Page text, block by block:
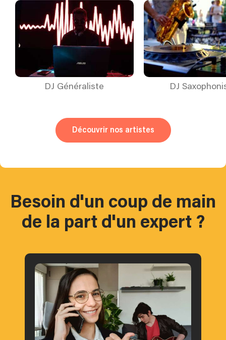
DJ Généraliste DJ
Découvrir nos artistes
Besoin d'un coup de main
de la part d'un expert ?